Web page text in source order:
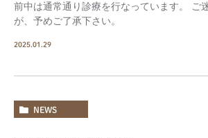
前中は通常通り診療を行なっています。 ご
が、予めご了承下さい。
2025.01.29
NEWS